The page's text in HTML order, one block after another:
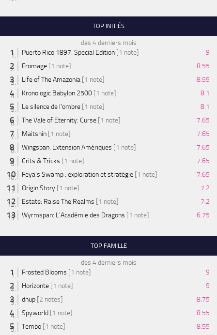
TOP INITIÉS
des 4 derniers mois
Puerto Rico 1897: Special Edition [1 note]
9
Fromage [1 note]
8.55
Life of The Amazonia [1 note]
8.55
Kronologic Babylon 2500 [1 note]
8.1
Le silence de l'ombre [1 note]
8.1
The Vale of Eternity: Curse [1 note]
7.65
Maitshin [1 note]
7.65
Wingspan: Extension Amériques [1 note]
7.65
Crits & Tricks [1 note]
7.65
Feya’s Swamp : exploration et stratégie [1 note]
7.65
Origin Story [1 note]
7.2
Estate: Raise The Realms [1 note]
7.2
Wyrmspan: L'Académie des Dragons [1 note] 6.75
TOP FAMILLE
des 4 derniers mois
Frosted Blooms [1 note]
9
Horizonte [1 note]
9
dnup [2 notes]
8.75
Spyworld [1 note]
8.55
Tembo [1 note]
8.55